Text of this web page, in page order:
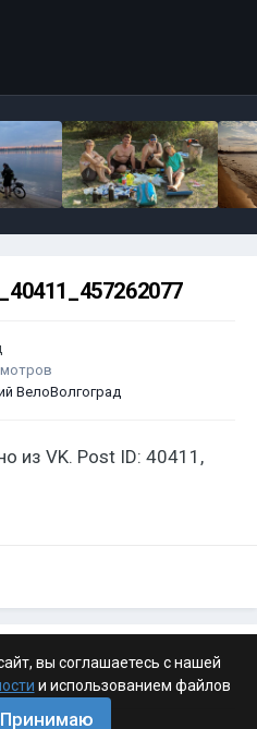
ВелоВолгоград
из VK. Post ID: 40411,
вы соглашаетесь с нашей
и использованием файлов
Принимаю